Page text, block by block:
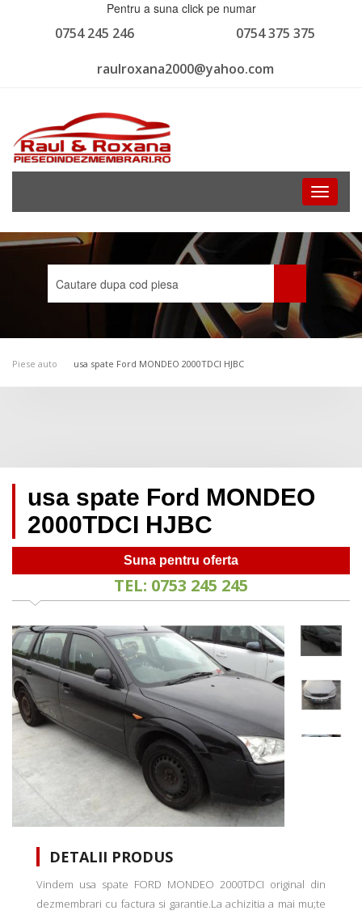
Pentru a suna click pe numar
0754 375 375
0754 245 246
raulroxana2000@yahoo.com
Toggle
Piese auto usa spate Ford MONDEO 2000TDCI HJBC
usa spate Ford MONDEO
2000TDCI HJBC
Suna pentru oferta
TEL: 0753 245 245
DETALII PRODUS
Vindem usa spate FORD MONDEO 2000TDCI original din
dezmembrari cu factura si garantie.La achizitia a mai mu;te